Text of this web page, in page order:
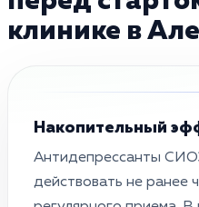
клинике в
Накопительный
Антидепрессанты
действовать не ранее